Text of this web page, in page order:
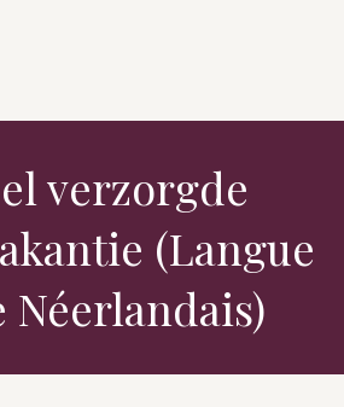
verzorgde
(Langue
Néerlandais)